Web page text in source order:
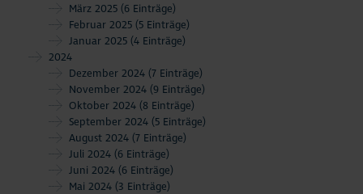
März 2025 (6 Einträge)
Februar 2025 (5 Einträge)
Januar 2025 (4 Einträge)
2024
Dezember 2024 (7 Einträge)
November 2024 (9 Einträge)
Oktober 2024 (8 Einträge)
September 2024 (5 Einträge)
August 2024 (7 Einträge)
Juli 2024 (6 Einträge)
Juni 2024 (6 Einträge)
Mai 2024 (3 Einträge)